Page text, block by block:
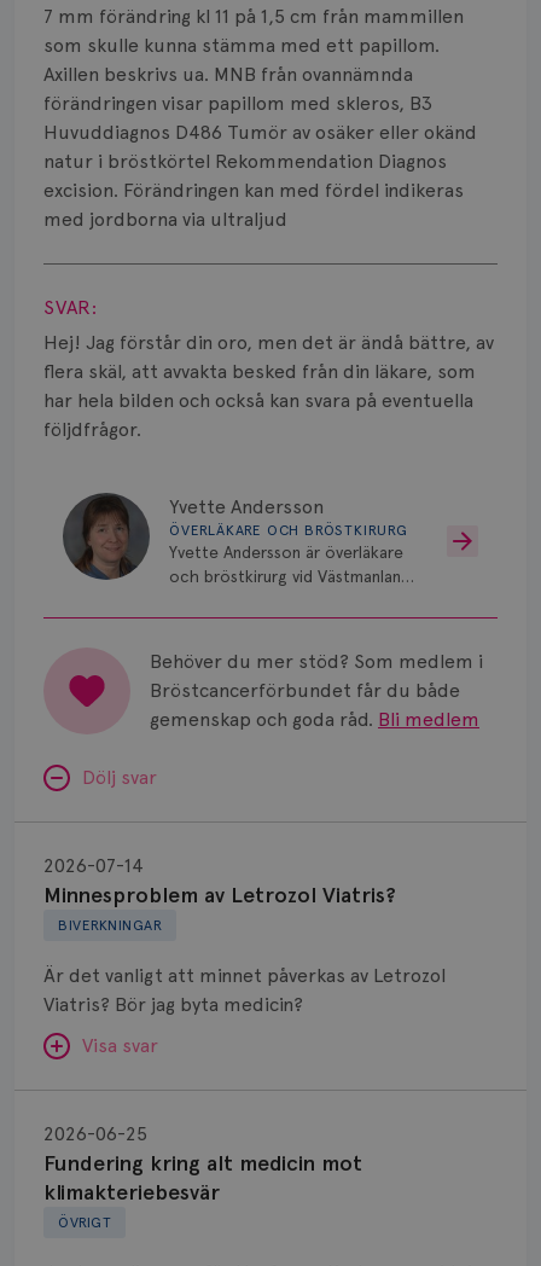
7 mm förändring kl 11 på 1,5 cm från mammillen
som skulle kunna stämma med ett papillom.
Axillen beskrivs ua. MNB från ovannämnda
förändringen visar papillom med skleros, B3
Huvuddiagnos D486 Tumör av osäker eller okänd
natur i bröstkörtel Rekommendation Diagnos
excision. Förändringen kan med fördel indikeras
med jordborna via ultraljud
Visa svar
SVAR:
Hej! Jag förstår din oro, men det är ändå bättre, av
flera skäl, att avvakta besked från din läkare, som
har hela bilden och också kan svara på eventuella
följdfrågor.
Yvette Andersson
ÖVERLÄKARE OCH BRÖSTKIRURG
Yvette Andersson är överläkare
och bröstkirurg vid Västmanlands
Behöver du mer stöd? Som medlem i
Bröstcancerförbundet får du både
gemenskap och goda råd. Bli medlem
Dölj svar
BIVERKNINGAR
Minnesproblem av Letrozol Viatris?
2026-07-14
Är det vanligt att minnet påverkas av Letrozol
Viatris? Bör jag byta medicin?
Visa svar
SVAR:
Hej. Oavsett vilken hormonsänkande behandling
(men även cytostatika) man får så kan en del
uppleva negativ påverkan på minnet. Prata din
Letrozol
Viatris?
ÖVRIGT
Fundering kring alt medicin mot
klimakteriebesvär
2026-06-25
kring
medicin
Knöl
Läkemedel
Typ av bröstcancer
Smärta
Spridd bröstcancer
Strålning